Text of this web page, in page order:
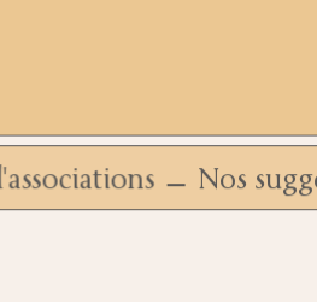
Nos